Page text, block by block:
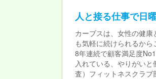
人と接る仕事で日
カーブスは、女性の健
も気軽に続けられるか
8年連続で顧客満足度
入れている、やりがい
査）フィットネスクラブ